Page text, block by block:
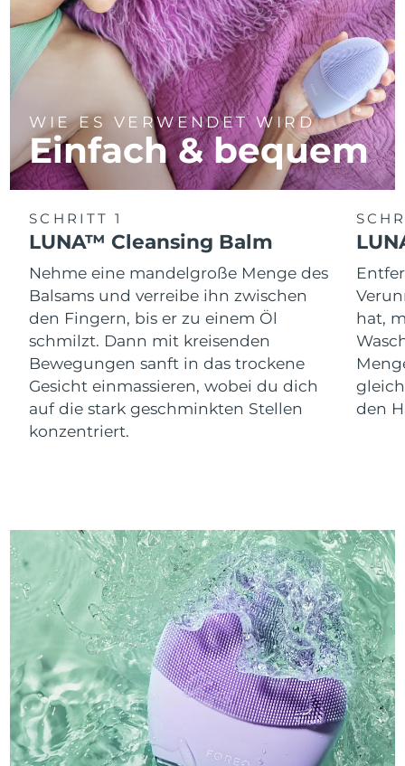
WIE ES VERWENDET WIRD
Einfach & bequem
SCHRITT 1
LUNA™ Cleansing Balm
Nehme eine mandelgroße Menge des
Balsams und verreibe ihn zwischen
den Fingern, bis er zu einem Öl
schmilzt. Dann mit kreisenden
Bewegungen sanft in das trockene
Gesicht einmassieren, wobei du dich
auf die stark geschminkten Stellen
konzentriert.
hat,
den